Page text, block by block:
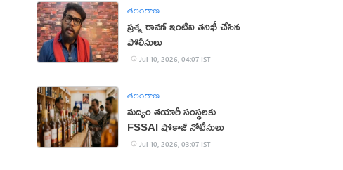
తెలంగాణ
ప్రశ్న రావణ్ ఇంటిని తనిఖీ చేసిన
పోలీసులు
Jul 10, 2026, 04:07 IST
తెలంగాణ
మద్యం తయారీ సంస్థలకు
FSSAI షోకాజ్ నోటీసులు
Jul 10, 2026, 03:07 IST